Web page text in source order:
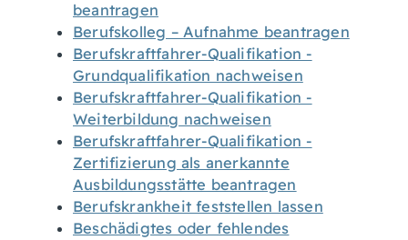
beantragen
Berufskolleg – Aufnahme beantragen
Berufskraftfahrer-Qualifikation -
Grundqualifikation nachweisen
Berufskraftfahrer-Qualifikation -
Weiterbildung nachweisen
Berufskraftfahrer-Qualifikation -
Zertifizierung als anerkannte
Ausbildungsstätte beantragen
Berufskrankheit feststellen lassen
Beschädigtes oder fehlendes